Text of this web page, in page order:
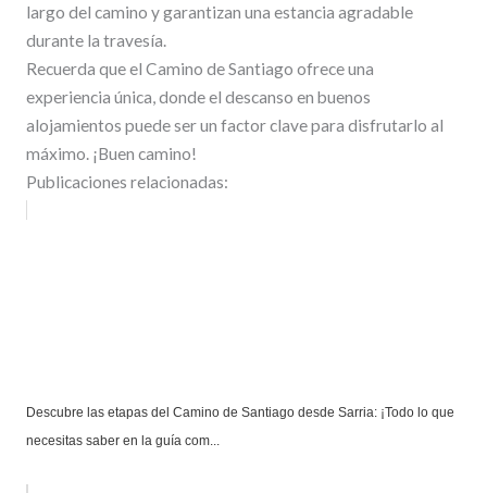
largo del camino y garantizan una estancia agradable
durante la travesía.
Recuerda que el Camino de Santiago ofrece una
experiencia única, donde el descanso en buenos
alojamientos puede ser un factor clave para disfrutarlo al
máximo. ¡Buen camino!
Publicaciones relacionadas:
Descubre las etapas del Camino de Santiago desde Sarria: ¡Todo lo que
necesitas saber en la guía com...